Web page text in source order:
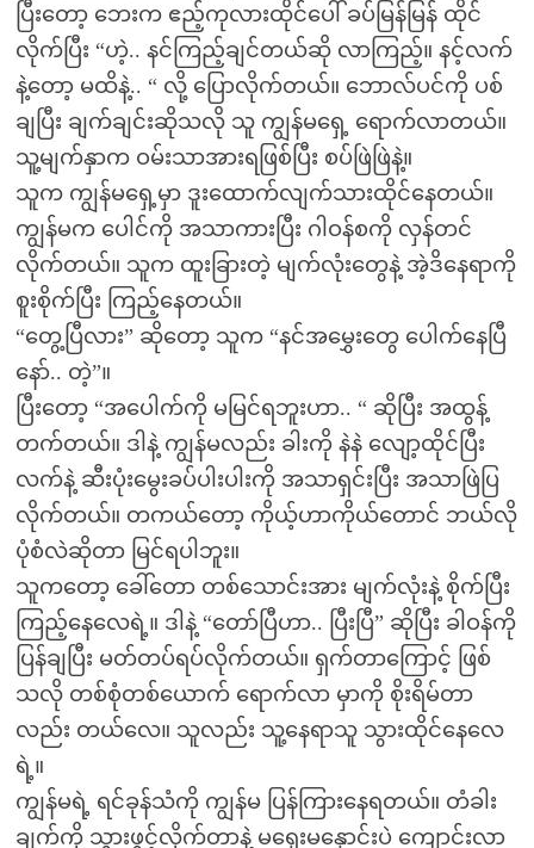
ပြီးတော့ ဘေးက ဧည့်ကုလားထိုင်ပေါ် ခပ်မြန်မြန် ထိုင်
လိုက်ပြီး “ဟဲ့.. နင်ကြည့်ချင်တယ်ဆို လာကြည့်။ နင့်လက်
နဲ့တော့ မထိနဲ့.. “ လို့ ပြောလိုက်တယ်။ ဘောလ်ပင်ကို ပစ်
ချပြီး ချက်ချင်းဆိုသလို သူ ကျွန်မရှေ့ ရောက်လာတယ်။
သူ့မျက်နှာက ဝမ်းသာအားရဖြစ်ပြီး စပ်ဖြဲဖြဲနဲ့။
သူက ကျွန်မရှေ့မှာ ဒူးထောက်လျက်သားထိုင်နေတယ်။
ကျွန်မက ပေါင်ကို အသာကားပြီး ဂါဝန်စကို လှန်တင်
လိုက်တယ်။ သူက ထူးခြားတဲ့ မျက်လုံးတွေနဲ့ အဲ့ဒိနေရာကို
စူးစိုက်ပြီး ကြည့်နေတယ်။
“တွေ့ပြီလား” ဆိုတော့ သူက “နင်အမွှေးတွေ ပေါက်နေပြီ
နော်.. တဲ့”။
ပြီးတော့ “အပေါက်ကို မမြင်ရဘူးဟာ.. “ ဆိုပြီး အထွန့်
တက်တယ်။ ဒါနဲ့ ကျွန်မလည်း ခါးကို နဲနဲ လျော့ထိုင်ပြီး
လက်နဲ့ ဆီးပုံးမွေးခပ်ပါးပါးကို အသာရှင်းပြီး အသာဖြဲပြ
လိုက်တယ်။ တကယ်တော့ ကိုယ့်ဟာကိုယ်တောင် ဘယ်လို
ပုံစံလဲဆိုတာ မြင်ရပါဘူး။
သူကတော့ ခေါ်တော တစ်သောင်းအား မျက်လုံးနဲ့ စိုက်ပြီး
ကြည့်နေလေရဲ့။ ဒါနဲ့ “တော်ပြီဟာ.. ပြီးပြီ” ဆိုပြီး ခါဝန်ကို
ပြန်ချပြီး မတ်တပ်ရပ်လိုက်တယ်။ ရှက်တာကြောင့် ဖြစ်
သလို တစ်စုံတစ်ယောက် ရောက်လာ မှာကို စိုးရိမ်တာ
လည်း တယ်လေ။ သူလည်း သူ့နေရာသူ သွားထိုင်နေလေ
ရဲ့။
ကျွန်မရဲ့ ရင်ခုန်သံကို ကျွန်မ ပြန်ကြားနေရတယ်။ တံခါး
ချက်ကို သွားဖွင့်လိုက်တာနဲ့ မရှေးမနှောင်းပဲ ကျောင်းလာ